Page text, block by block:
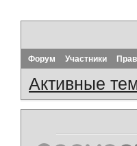
Форум Участники
Активные